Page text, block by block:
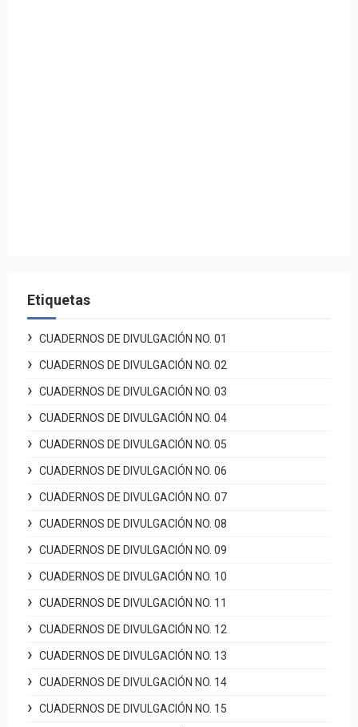
Etiquetas
CUADERNOS DE DIVULGACIÓN NO. 01
CUADERNOS DE DIVULGACIÓN NO. 02
CUADERNOS DE DIVULGACIÓN NO. 03
CUADERNOS DE DIVULGACIÓN NO. 04
CUADERNOS DE DIVULGACIÓN NO. 05
CUADERNOS DE DIVULGACIÓN NO. 06
CUADERNOS DE DIVULGACIÓN NO. 07
CUADERNOS DE DIVULGACIÓN NO. 08
CUADERNOS DE DIVULGACIÓN NO. 09
CUADERNOS DE DIVULGACIÓN NO. 10
CUADERNOS DE DIVULGACIÓN NO. 11
CUADERNOS DE DIVULGACIÓN NO. 12
CUADERNOS DE DIVULGACIÓN NO. 13
CUADERNOS DE DIVULGACIÓN NO. 14
CUADERNOS DE DIVULGACIÓN NO. 15